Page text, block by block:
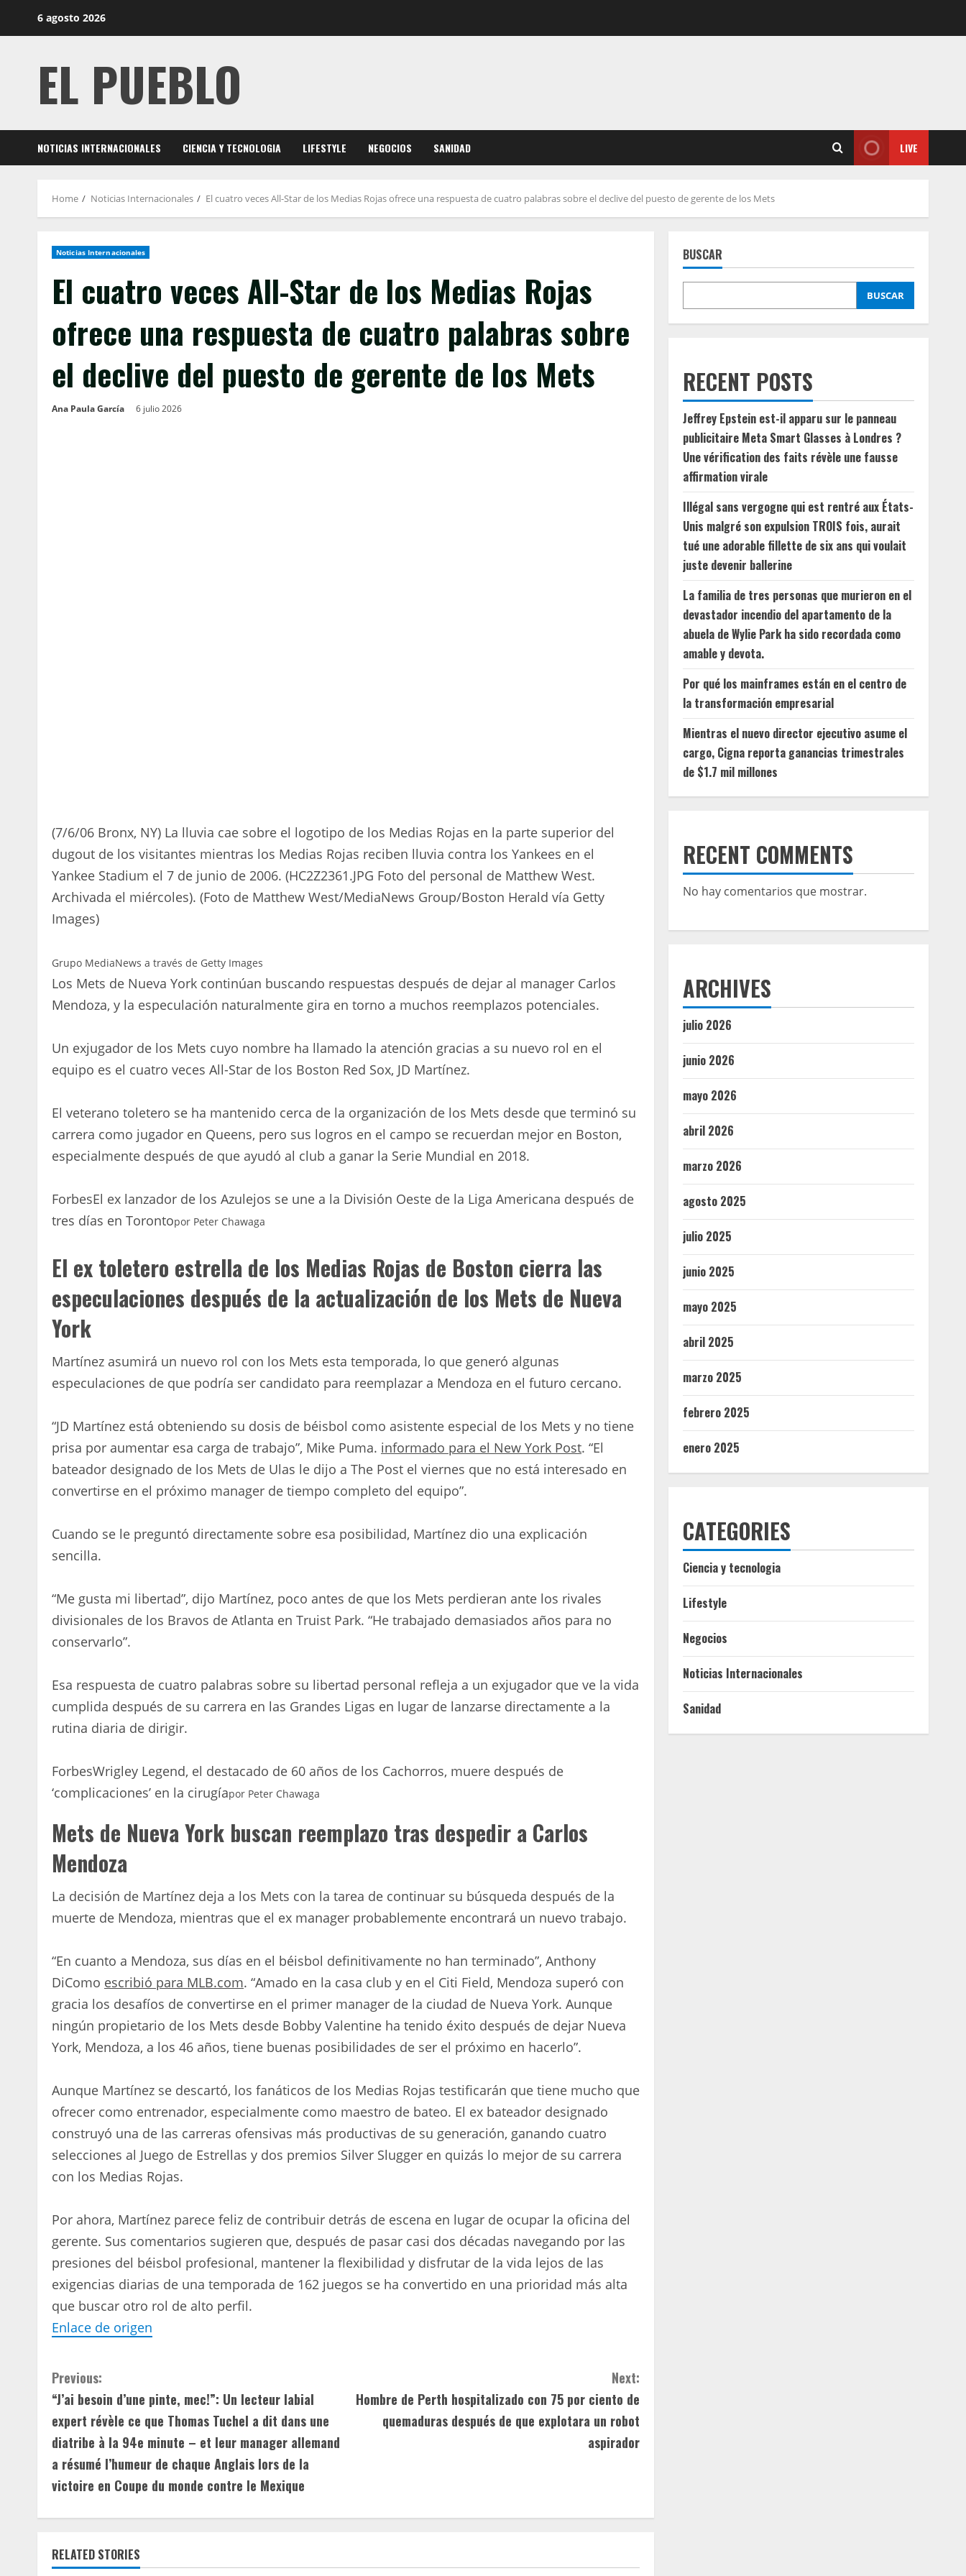
6 agosto 2026
EL PUEBLO
NOTICIAS INTERNACIONALES CIENCIA Y TECNOLOGIA LIFESTYLE NEGOCIOS SANIDAD LIVE
Home Noticias Internacionales El cuatro veces All-Star de los Medias Rojas ofrece una respuesta de cuatro palabras sobre el declive del puesto de gerente de los Mets
Noticias Internacionales
El cuatro veces All-Star de los Medias Rojas
ofrece una respuesta de cuatro palabras sobre
el declive del puesto de gerente de los Mets
Ana Paula García 6 julio 2026
(7/6/06 Bronx, NY) La lluvia cae sobre el logotipo de los Medias Rojas en la parte superior del
dugout de los visitantes mientras los Medias Rojas reciben lluvia contra los Yankees en el
Yankee Stadium el 7 de junio de 2006. (HC2Z2361.JPG Foto del personal de Matthew West.
Archivada el miércoles). (Foto de Matthew West/MediaNews Group/Boston Herald vía Getty
Images)
Grupo MediaNews a través de Getty Images
Los Mets de Nueva York continúan buscando respuestas después de dejar al manager Carlos
Mendoza, y la especulación naturalmente gira en torno a muchos reemplazos potenciales.
Un exjugador de los Mets cuyo nombre ha llamado la atención gracias a su nuevo rol en el
equipo es el cuatro veces All-Star de los Boston Red Sox, JD Martínez.
El veterano toletero se ha mantenido cerca de la organización de los Mets desde que terminó su
carrera como jugador en Queens, pero sus logros en el campo se recuerdan mejor en Boston,
especialmente después de que ayudó al club a ganar la Serie Mundial en 2018.
ForbesEl ex lanzador de los Azulejos se une a la División Oeste de la Liga Americana después de
tres días en Torontopor Peter Chawaga
El ex toletero estrella de los Medias Rojas de Boston cierra las
especulaciones después de la actualización de los Mets de Nueva
York
Martínez asumirá un nuevo rol con los Mets esta temporada, lo que generó algunas
especulaciones de que podría ser candidato para reemplazar a Mendoza en el futuro cercano.
“JD Martínez está obteniendo su dosis de béisbol como asistente especial de los Mets y no tiene
prisa por aumentar esa carga de trabajo”, Mike Puma. informado para el New York Post. “El
bateador designado de los Mets de Ulas le dijo a The Post el viernes que no está interesado en
convertirse en el próximo manager de tiempo completo del equipo”.
Cuando se le preguntó directamente sobre esa posibilidad, Martínez dio una explicación
sencilla.
“Me gusta mi libertad”, dijo Martínez, poco antes de que los Mets perdieran ante los rivales
divisionales de los Bravos de Atlanta en Truist Park. “He trabajado demasiados años para no
conservarlo”.
Esa respuesta de cuatro palabras sobre su libertad personal refleja a un exjugador que ve la vida
cumplida después de su carrera en las Grandes Ligas en lugar de lanzarse directamente a la
rutina diaria de dirigir.
ForbesWrigley Legend, el destacado de 60 años de los Cachorros, muere después de
‘complicaciones’ en la cirugíapor Peter Chawaga
Mets de Nueva York buscan reemplazo tras despedir a Carlos
Mendoza
La decisión de Martínez deja a los Mets con la tarea de continuar su búsqueda después de la
muerte de Mendoza, mientras que el ex manager probablemente encontrará un nuevo trabajo.
“En cuanto a Mendoza, sus días en el béisbol definitivamente no han terminado”, Anthony
DiComo escribió para MLB.com. “Amado en la casa club y en el Citi Field, Mendoza superó con
gracia los desafíos de convertirse en el primer manager de la ciudad de Nueva York. Aunque
ningún propietario de los Mets desde Bobby Valentine ha tenido éxito después de dejar Nueva
York, Mendoza, a los 46 años, tiene buenas posibilidades de ser el próximo en hacerlo”.
Aunque Martínez se descartó, los fanáticos de los Medias Rojas testificarán que tiene mucho que
ofrecer como entrenador, especialmente como maestro de bateo. El ex bateador designado
construyó una de las carreras ofensivas más productivas de su generación, ganando cuatro
selecciones al Juego de Estrellas y dos premios Silver Slugger en quizás lo mejor de su carrera
con los Medias Rojas.
Por ahora, Martínez parece feliz de contribuir detrás de escena en lugar de ocupar la oficina del
gerente. Sus comentarios sugieren que, después de pasar casi dos décadas navegando por las
presiones del béisbol profesional, mantener la flexibilidad y disfrutar de la vida lejos de las
exigencias diarias de una temporada de 162 juegos se ha convertido en una prioridad más alta
que buscar otro rol de alto perfil.
Enlace de origen
C
o
n
t
i
u
Previous:
“J’ai besoin d’une pinte, mec!”: Un lecteur labial
expert révèle ce que Thomas Tuchel a dit dans une
diatribe à la 94e minute – et leur manager allemand
a résumé l’humeur de chaque Anglais lors de la
victoire en Coupe du monde contre le Mexique
Next:
Hombre de Perth hospitalizado con 75 por ciento de
quemaduras después de que explotara un robot
aspirador
RELATED STORIES
BUSCAR
BUSCAR
RECENT POSTS
Jeffrey Epstein est-il apparu sur le panneau
publicitaire Meta Smart Glasses à Londres ?
Une vérification des faits révèle une fausse
affirmation virale
Illégal sans vergogne qui est rentré aux États-
Unis malgré son expulsion TROIS fois, aurait
tué une adorable fillette de six ans qui voulait
juste devenir ballerine
La familia de tres personas que murieron en el
devastador incendio del apartamento de la
abuela de Wylie Park ha sido recordada como
amable y devota.
Por qué los mainframes están en el centro de
la transformación empresarial
Mientras el nuevo director ejecutivo asume el
cargo, Cigna reporta ganancias trimestrales
de $1.7 mil millones
RECENT COMMENTS
No hay comentarios que mostrar.
ARCHIVES
julio 2026
junio 2026
mayo 2026
abril 2026
marzo 2026
agosto 2025
julio 2025
junio 2025
mayo 2025
abril 2025
marzo 2025
febrero 2025
enero 2025
CATEGORIES
Ciencia y tecnologia
Lifestyle
Negocios
Noticias Internacionales
Sanidad